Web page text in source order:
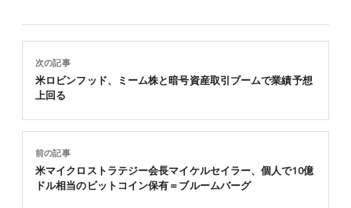
前の記事
米マイクロストラテジー会長マイケルセイラー、個人で10億
ドル相当のビットコイン保有＝ブルームバーグ
次の記事
米ロビンフッド、ミーム株と暗号資産取引ブームで業績予想
上回る